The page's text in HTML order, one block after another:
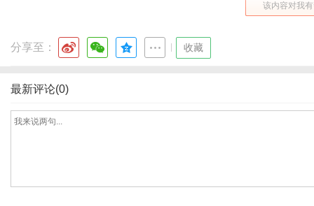
该内容对我
分享至： 收藏
最新评论(0)